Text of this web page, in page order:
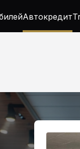
Автокредит